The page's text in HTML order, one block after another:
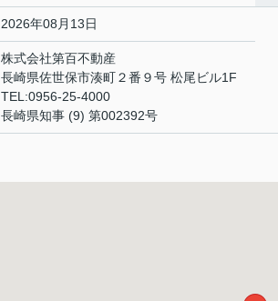
2026年08月13日
株式会社第百不動産
長崎県佐世保市湊町２番９号 松尾ビル1F
TEL:0956-25-4000
長崎県知事 (9) 第002392号